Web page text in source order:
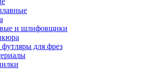
и шлифовщики
для фрез